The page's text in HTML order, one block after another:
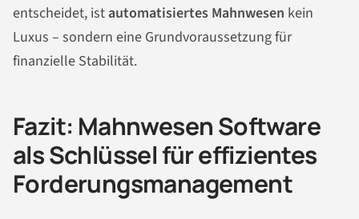
entscheidet, istautomatisiertes Mahnwesen kein
Luxus – sondern eine Grundvoraussetzung für
finanzielle Stabilität.
Fazit: Mahnwesen Software
als Schlüssel für effizientes
Forderungsmanagement